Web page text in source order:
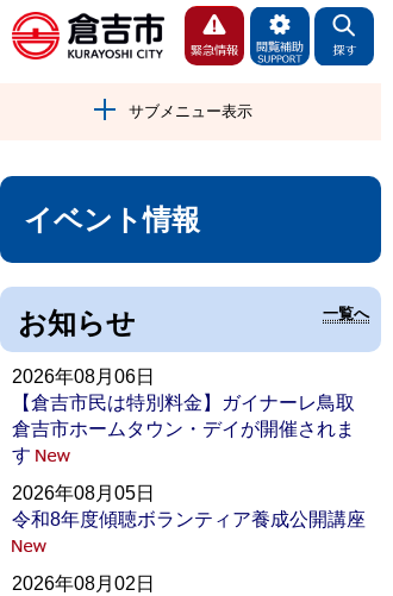
サブメニュー表示
イベント情報
お知らせ 一覧へ
2026年08月06日
【倉吉市民は特別料金】ガイナーレ鳥取
倉吉市ホームタウン・デイが開催されま
す
2026年08月05日
令和8年度傾聴ボランティア養成公開講座
2026年08月02日